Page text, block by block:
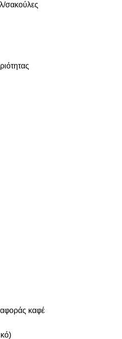
σακούλες
καφέ